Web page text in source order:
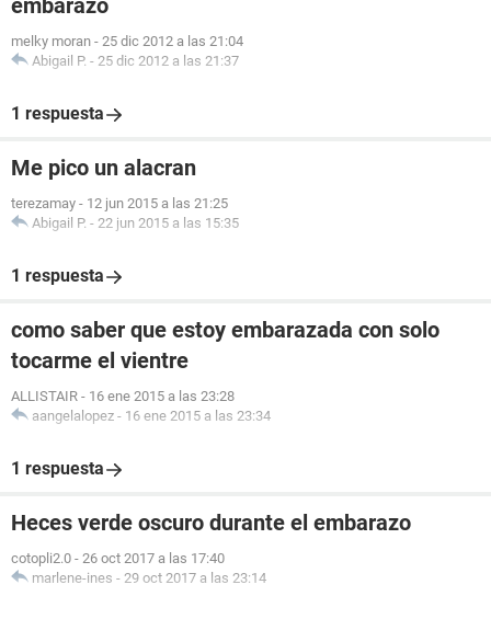
embarazo
melky moran - 25 dic 2012 a las 21:04
Abigail P. - 25 dic 2012 a las 21:37
1 respuesta
Me pico un alacran
terezamay - 12 jun 2015 a las 21:25
Abigail P. - 22 jun 2015 a las 15:35
1 respuesta
como saber que estoy embarazada con solo
tocarme el vientre
ALLISTAIR - 16 ene 2015 a las 23:28
aangelalopez - 16 ene 2015 a las 23:34
1 respuesta
Heces verde oscuro durante el embarazo
cotopli2.0 - 26 oct 2017 a las 17:40
marlene-ines - 29 oct 2017 a las 23:14